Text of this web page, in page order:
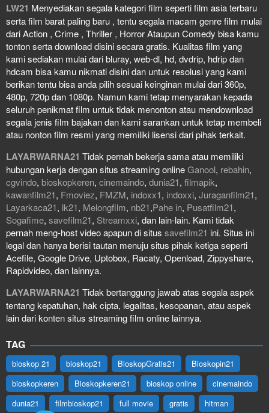
LW21 Menyediakan segala kategori film seperti film asia terbaru
serta film barat paling baru , tentu segala macam genre film mulai
dari Action , Crime , Thriller , Horror Ataupun Comedy bisa kamu
tonton serta download disini secara gratis. Kualitas film yang
kami sediakan mulai dari bluray, web-dl, hd, dvdrip, hdrip dan
hdcam bisa kamu nikmati disini dan untuk resolusi yang kami
berikan tentu bisa anda pilih sesuai keinginan mulai dari 360p,
480p, 720p dan 1080p. Namun kami tetap menyarakan kepada
seluruh penikmat film untuk tidak menonton atau mendownload
segala jenis film bajakan dan kami sarankan untuk tetap membeli
atau nonton film resmi yang memiliki lisensi dari pihak terkait.
LAYARWARNA21 Tidak pernah bekerja sama atau memiliki
hubungan kerja dengan situs streaming onlineGanool, rebahin,
cgvindo, bioskopkeren, cinemaindo, dunia21, filmapik,
kawanfilm21, Fmoviez, FMZM, indoxx1, indoxxi, Juraganfilm21,
Layarkaca21, lk21, Melongfilm, nb21,Pahe in, Pusatfilm21,
Sogafime, savefilm21, Streamxxi, dan lain-lain. Kami tidak
pernah meng-host video apapun di situs savefilm21 ini. Situs ini
legal dan hanya berisi tautan menuju situs pihak ketiga seperti
Acefile, Google Drive, Uptobox, Racaty, Openload, Zippyshare,
Rapidvideo, dan lainnya.
LAYARWARNA21 Tidak bertanggung jawab atas segala aspek
tentang kepatuhan, hak cipta, legalitas, kesopanan, atau aspek
lain dari konten situs streaming film online lainnya.
TAG
bioskop 21 bioskop21 BioskopGratis21
Bioskopin21
bioskopkeren
Bioskopkeren21 bioskop online
cinemaindo
dunia21
filmbioskop21 full movie gratis hitman